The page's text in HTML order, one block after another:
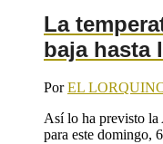
La
baja hasta
PorEL
Así lo ha previsto la
para este domingo,